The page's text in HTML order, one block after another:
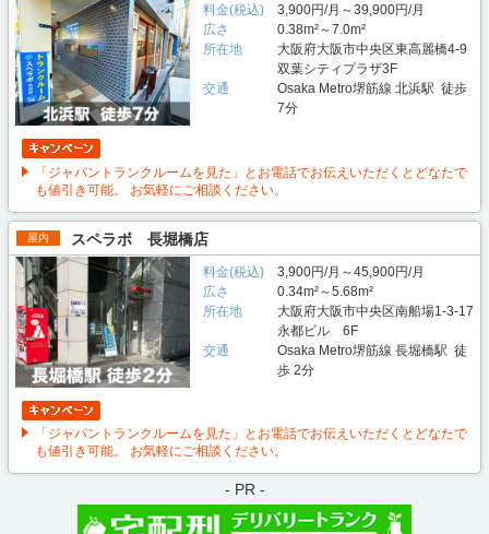
料金(税込)
3,900円/月～39,900円/月
広さ
0.38m²～7.0m²
所在地
大阪府大阪市中央区東高麗橋4-9
双葉シティプラザ3F
交通
Osaka Metro堺筋線 北浜駅 徒歩
7分
「ジャパントランクルームを見た」とお電話でお伝えいただくとどなたで
も値引き可能。 お気軽にご相談ください。
屋内 スペラボ 長堀橋店
料金(税込)
3,900円/月～45,900円/月
広さ
0.34m²～5.68m²
所在地
大阪府大阪市中央区南船場1-3-17
永都ビル 6F
交通
Osaka Metro堺筋線 長堀橋駅 徒
歩 2分
「ジャパントランクルームを見た」とお電話でお伝えいただくとどなたで
も値引き可能。 お気軽にご相談ください。
- PR -